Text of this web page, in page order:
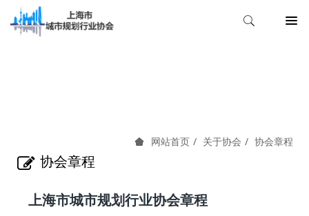
协会章程
网站首页 关于协会 协会章程
上海市城市规划行业协会章程